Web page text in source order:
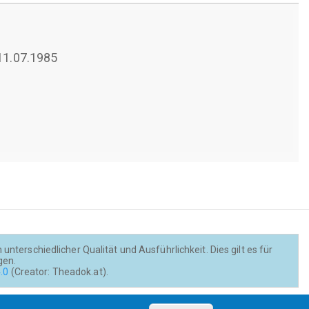
Qualität und Ausführlichkeit. Dies gilt es für
(Creator: Theadok.at).